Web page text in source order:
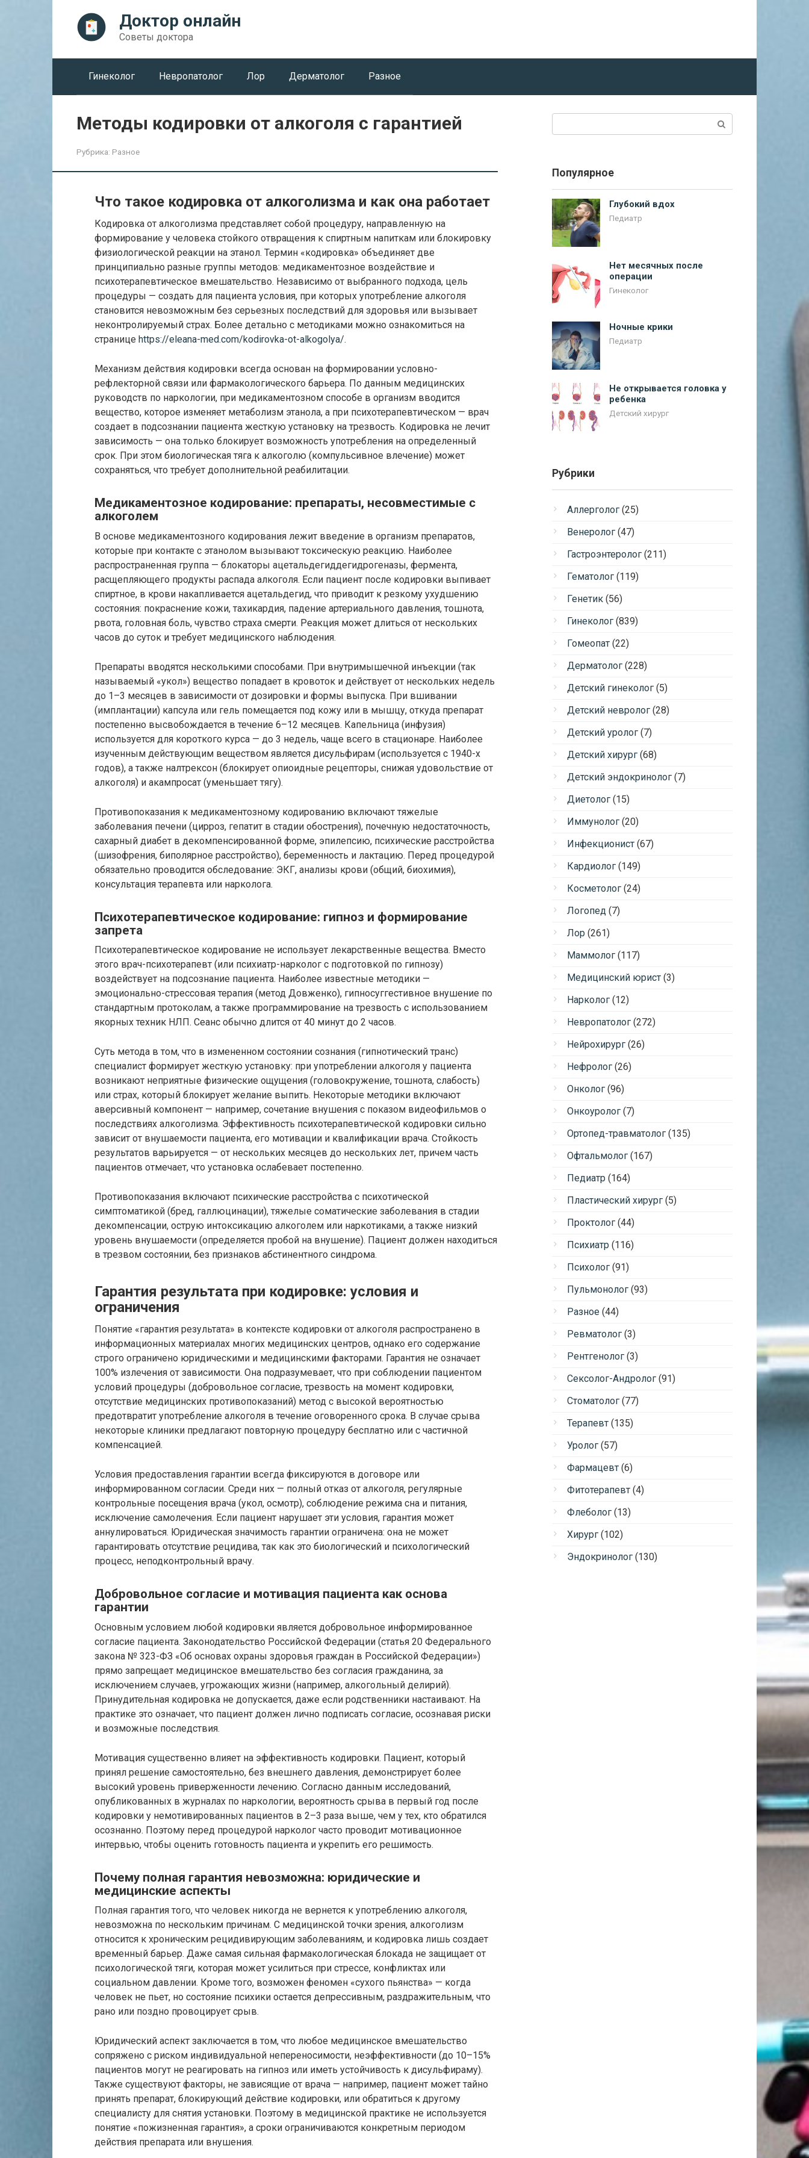
Доктор онлайн
Советы доктора
Гинеколог Невропатолог Лор Дерматолог Разное
Методы кодировки от алкоголя с гарантией
Рубрика: Разное
Что такое кодировка от алкоголизма и как она работает
Кодировка от алкоголизма представляет собой процедуру, направленную на
формирование у человека стойкого отвращения к спиртным напиткам или блокировку
физиологической реакции на этанол. Термин «кодировка» объединяет две
принципиально разные группы методов: медикаментозное воздействие и
психотерапевтическое вмешательство. Независимо от выбранного подхода, цель
процедуры — создать для пациента условия, при которых употребление алкоголя
становится невозможным без серьезных последствий для здоровья или вызывает
неконтролируемый страх. Более детально с методиками можно ознакомиться на
странице https://eleana-med.com/kodirovka-ot-alkogolya/.
Механизм действия кодировки всегда основан на формировании условно-
рефлекторной связи или фармакологического барьера. По данным медицинских
руководств по наркологии, при медикаментозном способе в организм вводится
вещество, которое изменяет метаболизм этанола, а при психотерапевтическом — врач
создает в подсознании пациента жесткую установку на трезвость. Кодировка не лечит
зависимость — она только блокирует возможность употребления на определенный
срок. При этом биологическая тяга к алкоголю (компульсивное влечение) может
сохраняться, что требует дополнительной реабилитации.
Медикаментозное кодирование: препараты, несовместимые с
алкоголем
В основе медикаментозного кодирования лежит введение в организм препаратов,
которые при контакте с этанолом вызывают токсическую реакцию. Наиболее
распространенная группа — блокаторы ацетальдегиддегидрогеназы, фермента,
расщепляющего продукты распада алкоголя. Если пациент после кодировки выпивает
спиртное, в крови накапливается ацетальдегид, что приводит к резкому ухудшению
состояния: покраснение кожи, тахикардия, падение артериального давления, тошнота,
рвота, головная боль, чувство страха смерти. Реакция может длиться от нескольких
часов до суток и требует медицинского наблюдения.
Препараты вводятся несколькими способами. При внутримышечной инъекции (так
называемый «укол») вещество попадает в кровоток и действует от нескольких недель
до 1–3 месяцев в зависимости от дозировки и формы выпуска. При вшивании
(имплантации) капсула или гель помещается под кожу или в мышцу, откуда препарат
постепенно высвобождается в течение 6–12 месяцев. Капельница (инфузия)
используется для короткого курса — до 3 недель, чаще всего в стационаре. Наиболее
изученным действующим веществом является дисульфирам (используется с 1940-х
годов), а также налтрексон (блокирует опиоидные рецепторы, снижая удовольствие от
алкоголя) и акампросат (уменьшает тягу).
Противопоказания к медикаментозному кодированию включают тяжелые
заболевания печени (цирроз, гепатит в стадии обострения), почечную недостаточность,
сахарный диабет в декомпенсированной форме, эпилепсию, психические расстройства
(шизофрения, биполярное расстройство), беременность и лактацию. Перед процедурой
обязательно проводится обследование: ЭКГ, анализы крови (общий, биохимия),
консультация терапевта или нарколога.
Психотерапевтическое кодирование: гипноз и формирование
запрета
Психотерапевтическое кодирование не использует лекарственные вещества. Вместо
этого врач-психотерапевт (или психиатр-нарколог с подготовкой по гипнозу)
воздействует на подсознание пациента. Наиболее известные методики —
эмоционально-стрессовая терапия (метод Довженко), гипносуггестивное внушение по
стандартным протоколам, а также программирование на трезвость с использованием
якорных техник НЛП. Сеанс обычно длится от 40 минут до 2 часов.
Суть метода в том, что в измененном состоянии сознания (гипнотический транс)
специалист формирует жесткую установку: при употреблении алкоголя у пациента
возникают неприятные физические ощущения (головокружение, тошнота, слабость)
или страх, который блокирует желание выпить. Некоторые методики включают
аверсивный компонент — например, сочетание внушения с показом видеофильмов о
последствиях алкоголизма. Эффективность психотерапевтической кодировки сильно
зависит от внушаемости пациента, его мотивации и квалификации врача. Стойкость
результатов варьируется — от нескольких месяцев до нескольких лет, причем часть
пациентов отмечает, что установка ослабевает постепенно.
Противопоказания включают психические расстройства с психотической
симптоматикой (бред, галлюцинации), тяжелые соматические заболевания в стадии
декомпенсации, острую интоксикацию алкоголем или наркотиками, а также низкий
уровень внушаемости (определяется пробой на внушение). Пациент должен находиться
в трезвом состоянии, без признаков абстинентного синдрома.
Гарантия результата при кодировке: условия и
ограничения
Понятие «гарантия результата» в контексте кодировки от алкоголя распространено в
информационных материалах многих медицинских центров, однако его содержание
строго ограничено юридическими и медицинскими факторами. Гарантия не означает
100% излечения от зависимости. Она подразумевает, что при соблюдении пациентом
условий процедуры (добровольное согласие, трезвость на момент кодировки,
отсутствие медицинских противопоказаний) метод с высокой вероятностью
предотвратит употребление алкоголя в течение оговоренного срока. В случае срыва
некоторые клиники предлагают повторную процедуру бесплатно или с частичной
компенсацией.
Условия предоставления гарантии всегда фиксируются в договоре или
информированном согласии. Среди них — полный отказ от алкоголя, регулярные
контрольные посещения врача (укол, осмотр), соблюдение режима сна и питания,
исключение самолечения. Если пациент нарушает эти условия, гарантия может
аннулироваться. Юридическая значимость гарантии ограничена: она не может
гарантировать отсутствие рецидива, так как это биологический и психологический
процесс, неподконтрольный врачу.
Добровольное согласие и мотивация пациента как основа
гарантии
Основным условием любой кодировки является добровольное информированное
согласие пациента. Законодательство Российской Федерации (статья 20 Федерального
закона № 323-ФЗ «Об основах охраны здоровья граждан в Российской Федерации»)
прямо запрещает медицинское вмешательство без согласия гражданина, за
исключением случаев, угрожающих жизни (например, алкогольный делирий).
Принудительная кодировка не допускается, даже если родственники настаивают. На
практике это означает, что пациент должен лично подписать согласие, осознавая риски
и возможные последствия.
Мотивация существенно влияет на эффективность кодировки. Пациент, который
принял решение самостоятельно, без внешнего давления, демонстрирует более
высокий уровень приверженности лечению. Согласно данным исследований,
опубликованных в журналах по наркологии, вероятность срыва в первый год после
кодировки у немотивированных пациентов в 2–3 раза выше, чем у тех, кто обратился
осознанно. Поэтому перед процедурой нарколог часто проводит мотивационное
интервью, чтобы оценить готовность пациента и укрепить его решимость.
Почему полная гарантия невозможна: юридические и
медицинские аспекты
Полная гарантия того, что человек никогда не вернется к употреблению алкоголя,
невозможна по нескольким причинам. С медицинской точки зрения, алкоголизм
относится к хроническим рецидивирующим заболеваниям, и кодировка лишь создает
временный барьер. Даже самая сильная фармакологическая блокада не защищает от
психологической тяги, которая может усилиться при стрессе, конфликтах или
социальном давлении. Кроме того, возможен феномен «сухого пьянства» — когда
человек не пьет, но состояние психики остается депрессивным, раздражительным, что
рано или поздно провоцирует срыв.
Юридический аспект заключается в том, что любое медицинское вмешательство
сопряжено с риском индивидуальной непереносимости, неэффективности (до 10–15%
пациентов могут не реагировать на гипноз или иметь устойчивость к дисульфираму).
Также существуют факторы, не зависящие от врача — например, пациент может тайно
принять препарат, блокирующий действие кодировки, или обратиться к другому
специалисту для снятия установки. Поэтому в медицинской практике не используется
понятие «пожизненная гарантия», а сроки ограничиваются конкретным периодом
действия препарата или внушения.
Популярное
Глубокий вдох
Педиатр
Нет месячных после
операции
Гинеколог
Ночные крики
Педиатр
Не открывается головка у
ребенка
Детский хирург
Рубрики
Аллерголог (25)
Венеролог (47)
Гастроэнтеролог (211)
Гематолог (119)
Генетик (56)
Гинеколог (839)
Гомеопат (22)
Дерматолог (228)
Детский гинеколог (5)
Детский невролог (28)
Детский уролог (7)
Детский хирург (68)
Детский эндокринолог (7)
Диетолог (15)
Иммунолог (20)
Инфекционист (67)
Кардиолог (149)
Косметолог (24)
Логопед (7)
Лор (261)
Маммолог (117)
Медицинский юрист (3)
Нарколог (12)
Невропатолог (272)
Нейрохирург (26)
Нефролог (26)
Онколог (96)
Онкоуролог (7)
Ортопед-травматолог (135)
Офтальмолог (167)
Педиатр (164)
Пластический хирург (5)
Проктолог (44)
Психиатр (116)
Психолог (91)
Пульмонолог (93)
Разное (44)
Ревматолог (3)
Рентгенолог (3)
Сексолог-Андролог (91)
Стоматолог (77)
Терапевт (135)
Уролог (57)
Фармацевт (6)
Фитотерапевт (4)
Флеболог (13)
Хирург (102)
Эндокринолог (130)